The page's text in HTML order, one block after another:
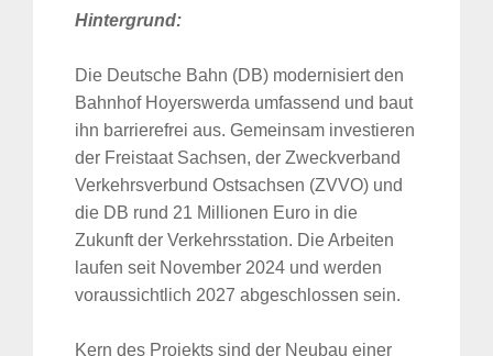
Hintergrund:
Die Deutsche Bahn (DB) modernisiert den
Bahnhof Hoyerswerda umfassend und baut
ihn barrierefrei aus. Gemeinsam investieren
der Freistaat Sachsen, der Zweckverband
Verkehrsverbund Ostsachsen (ZVVO) und
die DB rund 21 Millionen Euro in die
Zukunft der Verkehrsstation. Die Arbeiten
laufen seit November 2024 und werden
voraussichtlich 2027 abgeschlossen sein.
Kern des Projekts sind der Neubau einer